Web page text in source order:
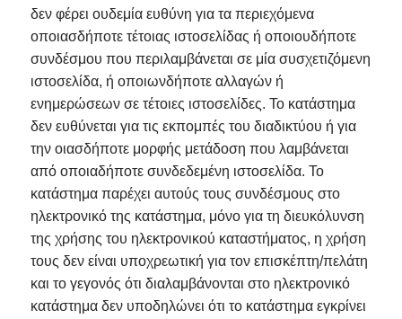
δεν φέρει ουδεμία ευθύνη για τα περιεχόμενα
οποιασδήποτε τέτοιας ιστοσελίδας ή οποιουδήποτε
συνδέσμου που περιλαμβάνεται σε μία συσχετιζόμενη
ιστοσελίδα, ή οποιωνδήποτε αλλαγών ή
ενημερώσεων σε τέτοιες ιστοσελίδες. Το κατάστημα
δεν ευθύνεται για τις εκπομπές του διαδικτύου ή για
την οιασδήποτε μορφής μετάδοση που λαμβάνεται
από οποιαδήποτε συνδεδεμένη ιστοσελίδα. Το
κατάστημα παρέχει αυτούς τους συνδέσμους στο
ηλεκτρονικό της κατάστημα, μόνο για τη διευκόλυνση
της χρήσης του ηλεκτρονικού καταστήματος, η χρήση
τους δεν είναι υποχρεωτική για τον επισκέπτη/πελάτη
και το γεγονός ότι διαλαμβάνονται στο ηλεκτρονικό
κατάστημα δεν υποδηλώνει ότι το κατάστημα εγκρίνει